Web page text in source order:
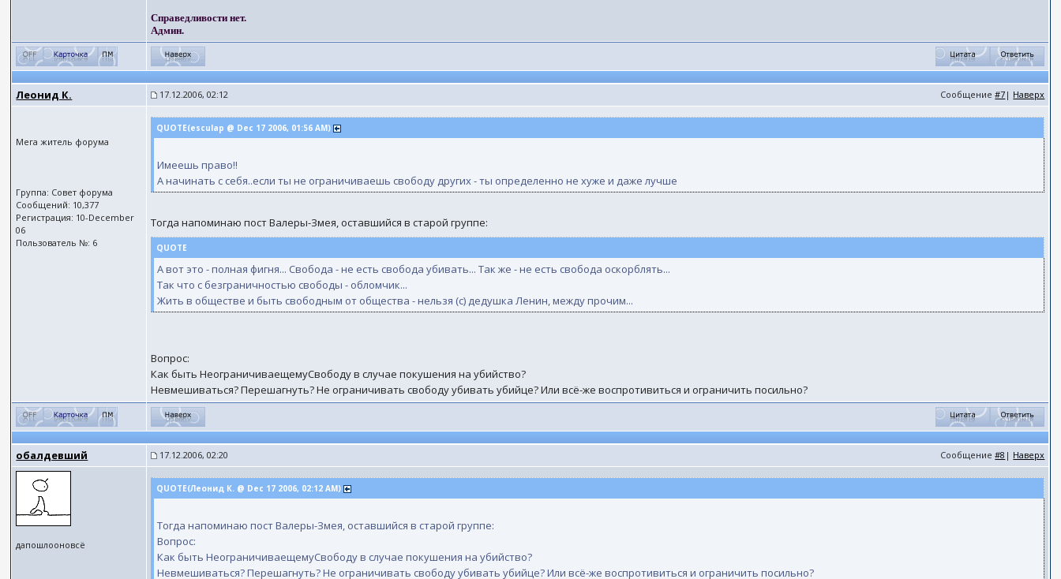
Справедливости нет.
Админ.
Леонид К. 17.12.2006, 02:12 Сообщение#7 | Наверх
Мега житель форума
Группа: Совет форума
Сообщений: 10,377
Регистрация: 10-December
06
Пользователь №: 6
QUOTE(esculap @ Dec 17 2006, 01:56 AM)
Имеешь право!!
А начинать с себя..если ты не ограничиваешь свободу других - ты определенно не хуже и даже лучше
Тогда напоминаю пост Валеры-Змея, оставшийся в старой группе:
QUOTE
А вот это - полная фигня... Свобода - не есть свобода убивать... Так же - не есть свобода оскорблять...
Так что с безграничностью свободы - обломчик...
Жить в обществе и быть свободным от общества - нельзя (с) дедушка Ленин, между прочим...
Вопрос:
Как быть НеограничиваещемуСвободу в случае покушения на убийство?
Невмешиваться? Перешагнуть? Не ограничивать свободу убивать убийце? Или всё-же воспротивиться и ограничить посильно?
обалдевший 17.12.2006, 02:20 Сообщение#8 | Наверх
дапошлооновсё
QUOTE(Леонид К. @ Dec 17 2006, 02:12 AM)
Тогда напоминаю пост Валеры-Змея, оставшийся в старой группе:
Вопрос:
Как быть НеограничиваещемуСвободу в случае покушения на убийство?
Невмешиваться? Перешагнуть? Не ограничивать свободу убивать убийце? Или всё-же воспротивиться и ограничить посильно?